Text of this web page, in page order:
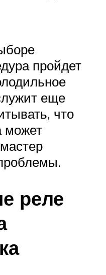
пройдет
еще
что
может
реле